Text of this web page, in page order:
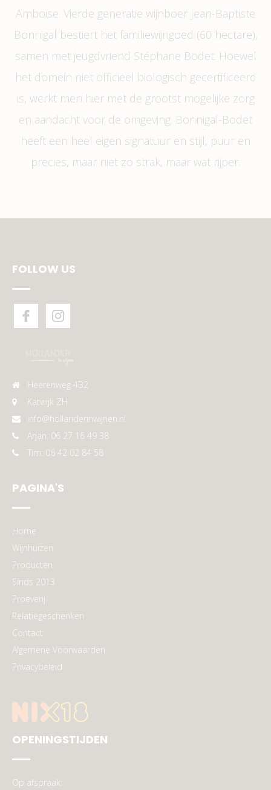
Amboise. Vierde generatie wijnboer Jean-Baptiste
Bonnigal bestiert het familiewijngoed (60 hectare),
samen met jeugdvriend Stéphane Bodet. Hoewel
het domein niet officieel biologisch gecertificeerd
is, werkt men hier met de grootst mogelijke zorg
en aandacht voor de omgeving. Bonnigal-Bodet
heeft een heel eigen signatuur en stijl, puur en
precies, maar niet zo strak, maar wat rijper.
FOLLOW US
Heerenweg 4B2
Katwijk ZH
info@hollanderinwijnen.nl
Arjan: 06 27 16 49 38
Tim: 06 42 02 84 58
PAGINA'S
Home
Wijnhuizen
Producten
Sinds 2013
Proeverij
Relatiegeschenken
Contact
Algemene Voorwaarden
Privacybeleid
OPENINGSTIJDEN
Op afspraak: